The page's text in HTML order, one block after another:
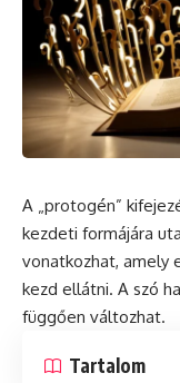
A „protogén”
kezdeti formájára
vonatkozhat, amely
kezd ellátni. A szó
függően változhat.
Tartalom